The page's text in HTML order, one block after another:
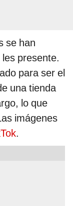
se han
presente.
para ser el
una tienda
lo que
imágenes
.